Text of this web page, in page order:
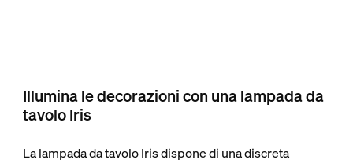
Illumina le decorazioni con una lampada da
tavolo Iris
La lampada da tavolo Iris dispone di una discreta